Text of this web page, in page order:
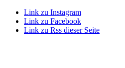
Link zu Instagram
Link zu Facebook
Link zu Rss dieser Seite